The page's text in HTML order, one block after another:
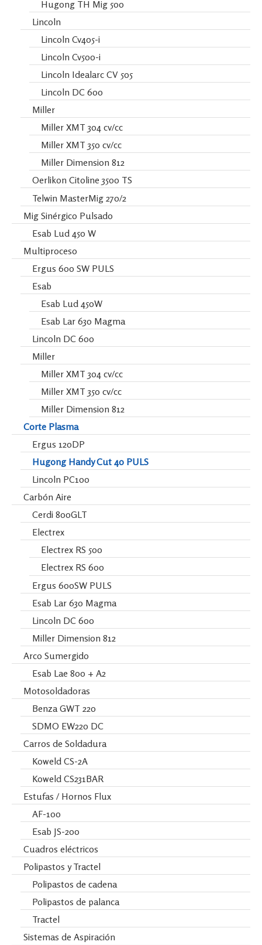
Hugong TH Mig 500
Lincoln
Lincoln Cv405-i
Lincoln Cv500-i
Lincoln Idealarc CV 505
Lincoln DC 600
Miller
Miller XMT 304 cv/cc
Miller XMT 350 cv/cc
Miller Dimension 812
Oerlikon Citoline 3500 TS
Telwin MasterMig 270/2
Mig Sinérgico Pulsado
Esab Lud 450 W
Multiproceso
Ergus 600 SW PULS
Esab
Esab Lud 450W
Esab Lar 630 Magma
Lincoln DC 600
Miller
Miller XMT 304 cv/cc
Miller XMT 350 cv/cc
Miller Dimension 812
Corte Plasma
Ergus 120DP
Hugong Handy Cut 40 PULS
Lincoln PC100
Carbón Aire
Cerdi 800GLT
Electrex
Electrex RS 500
Electrex RS 600
Ergus 600SW PULS
Esab Lar 630 Magma
Lincoln DC 600
Miller Dimension 812
Arco Sumergido
Esab Lae 800 + A2
Motosoldadoras
Benza GWT 220
SDMO EW220 DC
Carros de Soldadura
Koweld CS-2A
Koweld CS231BAR
Estufas / Hornos Flux
AF-100
Esab JS-200
Cuadros eléctricos
Polipastos y Tractel
Polipastos de cadena
Polipastos de palanca
Tractel
Sistemas de Aspiración